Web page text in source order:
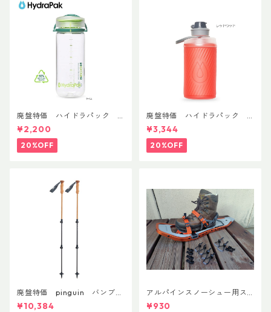
廃盤特価 ハイドラパック
リーコン ツイスト＆シップ 50
0ml
¥2,200
20%OFF
廃盤特価 ハイドラパック
フラックス 750ml
¥3,344
20%OFF
廃盤特価 pinguin バンブー
FLフォーム(ペア)
¥10,384
アルパインスノーシュー用ス
トラップキャッチ(ペア)
¥930